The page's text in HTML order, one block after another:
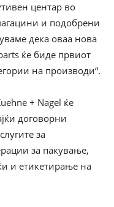
центар во
и подобрени
дека оваа нова
ќе биде првиот
на производи“.
+ Nagel ќе
договорни
за
за пакување,
и етикетирање на